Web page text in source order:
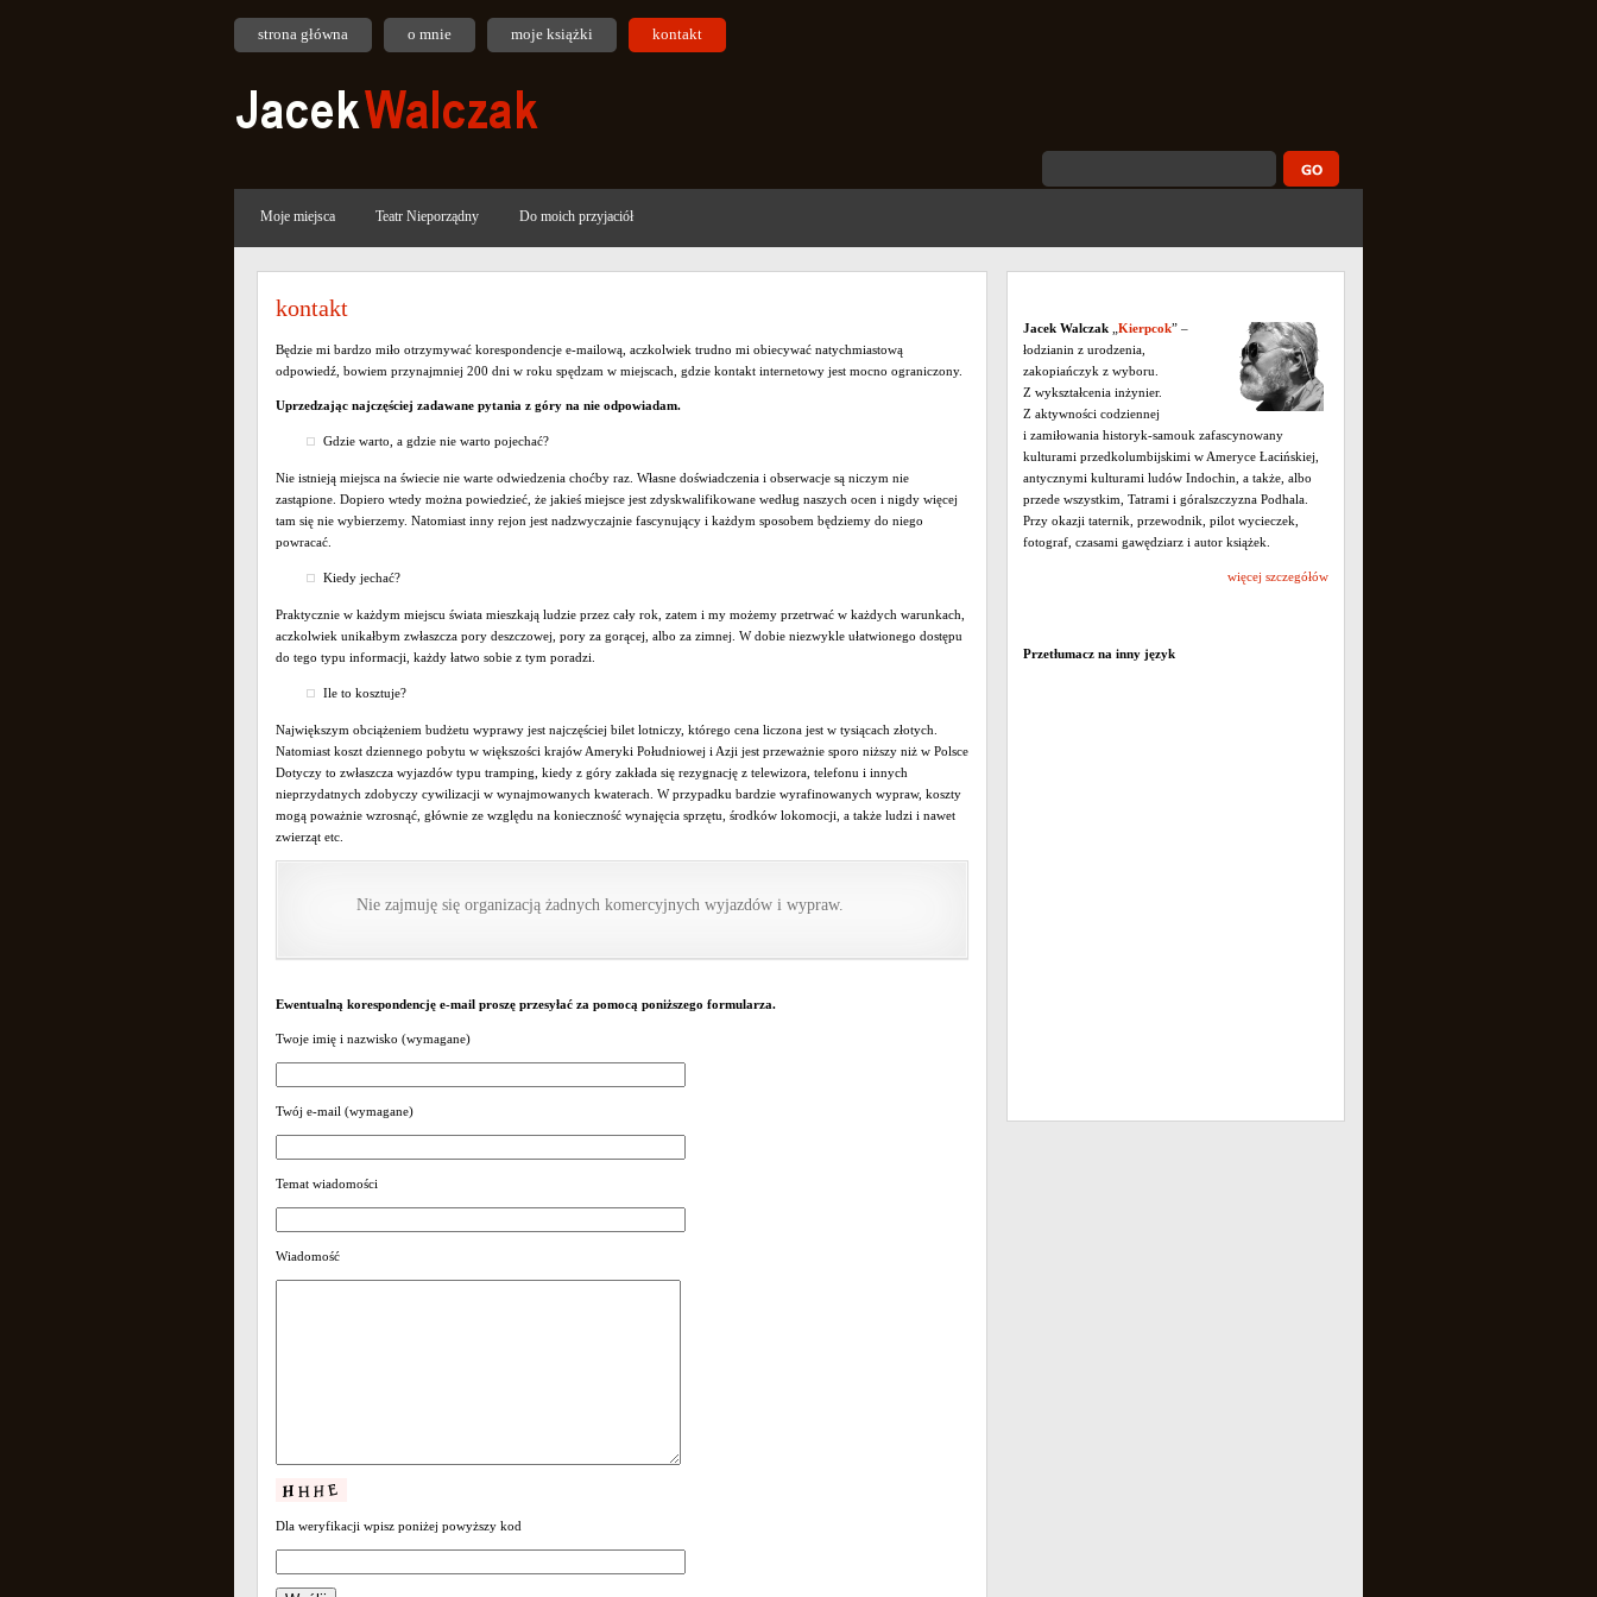
strona główna o mnie moje książki kontakt
Moje miejsca Teatr Nieporządny Do moich przyjaciół
kontakt
Będzie mi bardzo miło otrzymywać korespondencje e-mailową, aczkolwiek trudno mi obiecywać natychmiastową
odpowiedź, bowiem przynajmniej 200 dni w roku spędzam w miejscach, gdzie kontakt internetowy jest mocno ograniczony.
Uprzedzając najczęściej zadawane pytania z góry na nie odpowiadam.
Gdzie warto, a gdzie nie warto pojechać?
Nie istnieją miejsca na świecie nie warte odwiedzenia choćby raz. Własne doświadczenia i obserwacje są niczym nie
zastąpione. Dopiero wtedy można powiedzieć, że jakieś miejsce jest zdyskwalifikowane według naszych ocen i nigdy więcej
tam się nie wybierzemy. Natomiast inny rejon jest nadzwyczajnie fascynujący i każdym sposobem będziemy do niego
powracać.
Kiedy jechać?
Praktycznie w każdym miejscu świata mieszkają ludzie przez cały rok, zatem i my możemy przetrwać w każdych warunkach,
aczkolwiek unikałbym zwłaszcza pory deszczowej, pory za gorącej, albo za zimnej. W dobie niezwykle ułatwionego dostępu
do tego typu informacji, każdy łatwo sobie z tym poradzi.
Ile to kosztuje?
Największym obciążeniem budżetu wyprawy jest najczęściej bilet lotniczy, którego cena liczona jest w tysiącach złotych.
Natomiast koszt dziennego pobytu w większości krajów Ameryki Południowej i Azji jest przeważnie sporo niższy niż w Polsce
Dotyczy to zwłaszcza wyjazdów typu tramping, kiedy z góry zakłada się rezygnację z telewizora, telefonu i innych
nieprzydatnych zdobyczy cywilizacji w wynajmowanych kwaterach. W przypadku bardzie wyrafinowanych wypraw, koszty
mogą poważnie wzrosnąć, głównie ze względu na konieczność wynajęcia sprzętu, środków lokomocji, a także ludzi i nawet
zwierząt etc.
Nie zajmuję się organizacją żadnych komercyjnych wyjazdów i wypraw.
Ewentualną korespondencję e-mail proszę przesyłać za pomocą poniższego formularza.
Twoje imię i nazwisko (wymagane)
Twój e-mail (wymagane)
Temat wiadomości
Wiadomość
Dla weryfikacji wpisz poniżej powyższy kod
Jacek Walczak Kierpcok” –
łodzianin z urodzenia,
zakopiańczyk z wyboru.
Z wykształcenia inżynier.
Z aktywności codziennej
i zamiłowania historyk-samouk zafascynowany
kulturami przedkolumbijskimi w Ameryce Łacińskiej,
antycznymi kulturami ludów Indochin, a także, albo
przede wszystkim, Tatrami i góralszczyzna Podhala.
Przy okazji taternik, przewodnik, pilot wycieczek,
fotograf, czasami gawędziarz i autor książek.
więcej szczegółów
Przetłumacz na inny język